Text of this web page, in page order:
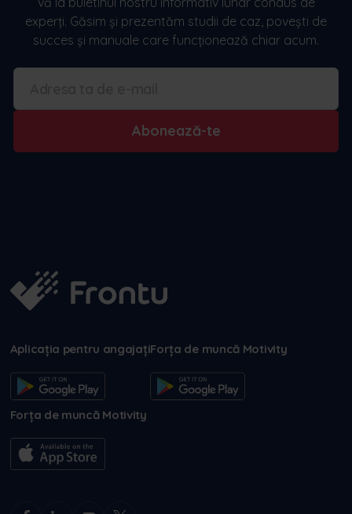
experți. Găsim și prezentăm studii de caz, povești de
succes și manuale care funcționează chiar acum.
Abonează-te
Aplicația pentru angajațiForța de muncă Motivity
Forța de muncă Motivity